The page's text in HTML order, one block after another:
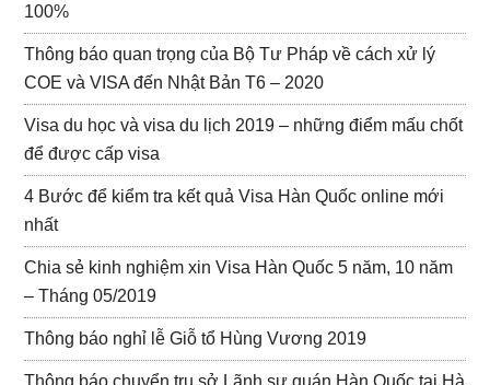
100%
Thông báo quan trọng của Bộ Tư Pháp về cách xử lý
COE và VISA đến Nhật Bản T6 – 2020
Visa du học và visa du lịch 2019 – những điểm mấu chốt
để được cấp visa
4 Bước để kiểm tra kết quả Visa Hàn Quốc online mới
nhất
Chia sẻ kinh nghiệm xin Visa Hàn Quốc 5 năm, 10 năm
– Tháng 05/2019
Thông báo nghỉ lễ Giỗ tổ Hùng Vương 2019
Thông báo chuyển trụ sở Lãnh sự quán Hàn Quốc tại Hà